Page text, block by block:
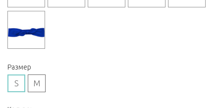
Размер
S M